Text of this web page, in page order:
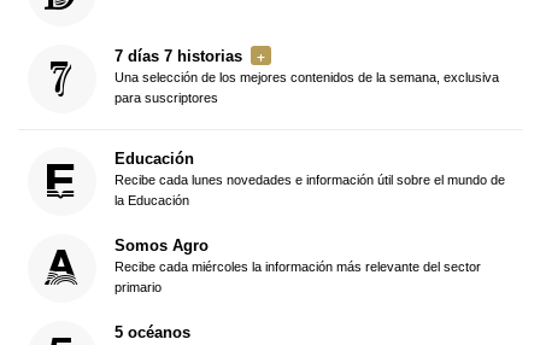
7 días 7 historias
Una selección de los mejores contenidos de la semana, exclusiva
para suscriptores
Educación
Recibe cada lunes novedades e información útil sobre el mundo de
la Educación
Somos Agro
Recibe cada miércoles la información más relevante del sector
primario
5 océanos